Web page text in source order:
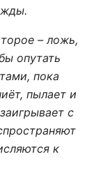
– ложь,
опутать
пока
пылает и
с
к